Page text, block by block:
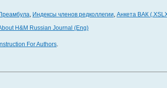
, Индексы членов редколлегии, Анкета ВАК
H&M Russian Journal (Eng)
Instruction For Authors.